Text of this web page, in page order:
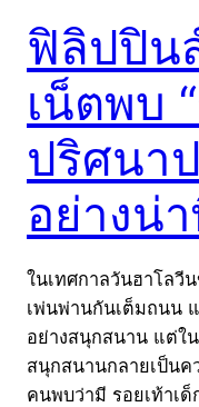
ฟิลิปปิน
เน็ตพบ
ปริศนา
อย่างน่
ในเทศกาลวันฮาโลวี
เพ่นพ่านกันเต็มถนน
อย่างสนุกสนาน แต่ใ
สนุกสนานกลายเป็นค
คนพบว่ามี รอยเท้าเ